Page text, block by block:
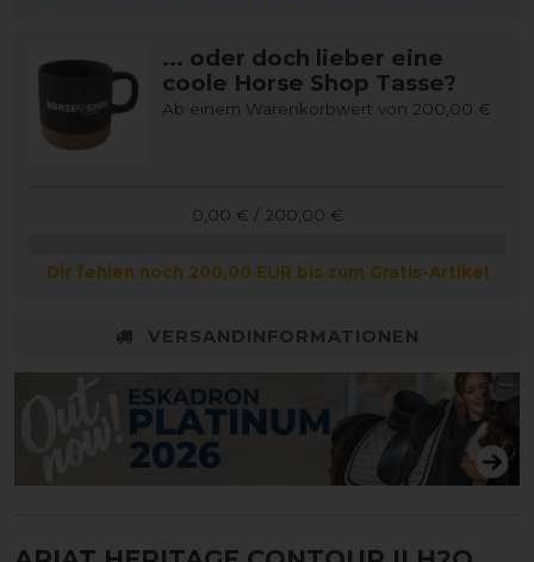
... oder doch lieber eine
coole Horse Shop Tasse?
Ab einem Warenkorbwert von 200,00 €
0,00 € / 200,00 €
Dir fehlen noch 200,00 EUR bis zum Gratis-Artikel
VERSANDINFORMATIONEN